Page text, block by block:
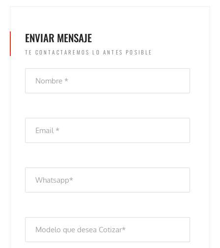
ENVIAR MENSAJE
TE CONTACTAREMOS LO ANTES POSIBLE